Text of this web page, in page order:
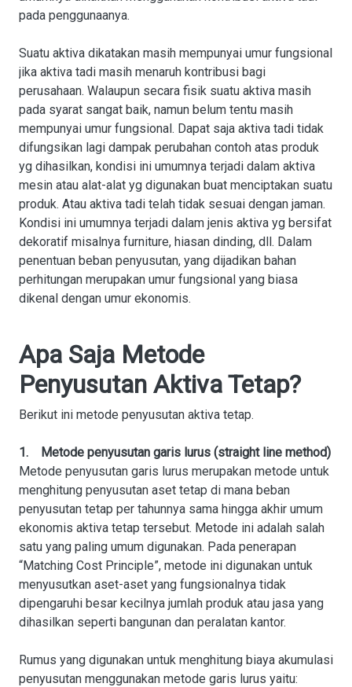
pada penggunaanya.
Suatu aktiva dikatakan masih mempunyai umur fungsional
jika aktiva tadi masih menaruh kontribusi bagi
perusahaan. Walaupun secara fisik suatu aktiva masih
pada syarat sangat baik, namun belum tentu masih
mempunyai umur fungsional. Dapat saja aktiva tadi tidak
difungsikan lagi dampak perubahan contoh atas produk
yg dihasilkan, kondisi ini umumnya terjadi dalam aktiva
mesin atau alat-alat yg digunakan buat menciptakan suatu
produk. Atau aktiva tadi telah tidak sesuai dengan jaman.
Kondisi ini umumnya terjadi dalam jenis aktiva yg bersifat
dekoratif misalnya furniture, hiasan dinding, dll. Dalam
penentuan beban penyusutan, yang dijadikan bahan
perhitungan merupakan umur fungsional yang biasa
dikenal dengan umur ekonomis.
Apa Saja Metode
Penyusutan Aktiva Tetap?
Berikut ini metode penyusutan aktiva tetap.
1. Metode penyusutan garis lurus (straight line method)
Metode penyusutan garis lurus merupakan metode untuk
menghitung penyusutan aset tetap di mana beban
penyusutan tetap per tahunnya sama hingga akhir umum
ekonomis aktiva tetap tersebut. Metode ini adalah salah
satu yang paling umum digunakan. Pada penerapan
“Matching Cost Principle”, metode ini digunakan untuk
menyusutkan aset-aset yang fungsionalnya tidak
dipengaruhi besar kecilnya jumlah produk atau jasa yang
dihasilkan seperti bangunan dan peralatan kantor.
Rumus yang digunakan untuk menghitung biaya akumulasi
penyusutan menggunakan metode garis lurus yaitu: